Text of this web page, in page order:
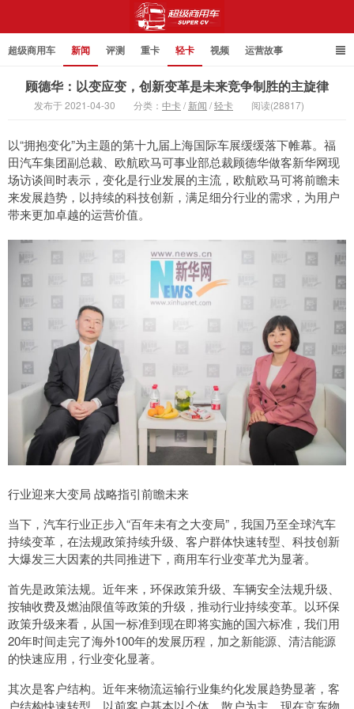
超级商用车 新闻 评测 重卡 轻卡 视频 运营故事
顾德华：以变应变，创新变革是未来竞争制胜的主旋律
发布于 2021-04-30 分类： 中卡/ 新闻 /轻卡 阅读(28817)
以“拥抱变化”为主题的第十九届上海国际车展缓缓落下帷幕。福
田汽车集团副总裁、欧航欧马可事业部总裁顾德华做客新华网现
场访谈间时表示，变化是行业发展的主流，欧航欧马可将前瞻未
来发展趋势，以持续的科技创新，满足细分行业的需求，为用户
带来更加卓越的运营价值。
行业迎来大变局 战略指引前瞻未来
当下，汽车行业正步入“百年未有之大变局”，我国乃至全球汽车
持续变革，在法规政策持续升级、客户群体快速转型、科技创新
大爆发三大因素的共同推进下，商用车行业变革尤为显著。
首先是政策法规。近年来，环保政策升级、车辆安全法规升级、
按轴收费及燃油限值等政策的升级，推动行业持续变革。以环保
政策升级来看，从国一标准到现在即将实施的国六标准，我们用
20年时间走完了海外100年的发展历程，加之新能源、清洁能源
的快速应用，行业变化显著。
其次是客户结构。近年来物流运输行业集约化发展趋势显著，客